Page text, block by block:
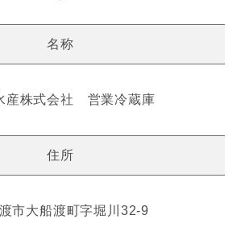
名称
産株式会社 営業冷蔵庫
住所
市大船渡町字堀川32-9